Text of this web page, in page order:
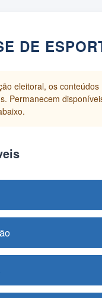
DE
eleitoral, os conteúdos
Permanecem